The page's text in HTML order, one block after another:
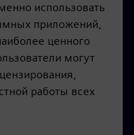
использовать
приложений,
ценного
могут
работы всех